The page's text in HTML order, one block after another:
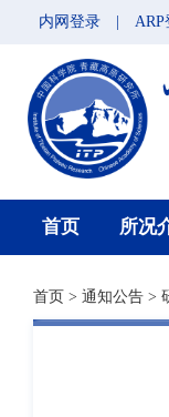
内网登录 ARP
首页 所况
首页 > 通知公告 >